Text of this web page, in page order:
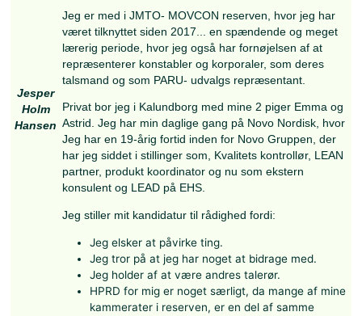
træning til funktionen. Efter min vurdering er
blot ønskeligt, men absolut nødvendigt for at
stærk, troværdig og operativt anvendelig
kan integreres effektivt i Forsvarets samlede
I bestyrelsen vil jeg arbejde for:
En klar strategisk retning for
Styrket sammenhæng mellem aktivt
reservepersonel
reserveofficerer og befalingsmænd
En tydeligere rolle og anerkendelse af
Forsvarets samlede kapacitetsopbygning
Jeg bidrager med analytisk tilgang,
en praktisk forståelse af både operative og